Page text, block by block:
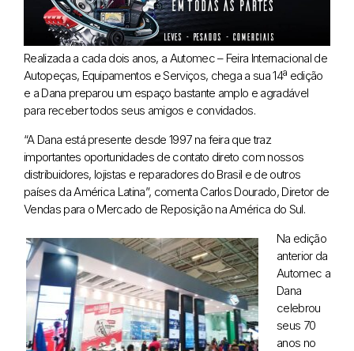
Realizada a cada dois anos, a Automec – Feira Internacional de
Autopeças, Equipamentos e Serviços, chega a sua 14ª edição
e a Dana preparou um espaço bastante amplo e agradável
para receber todos seus amigos e convidados.
“A Dana está presente desde 1997 na feira que traz
importantes oportunidades de contato direto com nossos
distribuidores, lojistas e reparadores do Brasil e de outros
países da América Latina”, comenta Carlos Dourado, Diretor de
Vendas para o Mercado de Reposição na América do Sul.
Na edição
anterior da
Automec a
Dana
celebrou
seus 70
anos no